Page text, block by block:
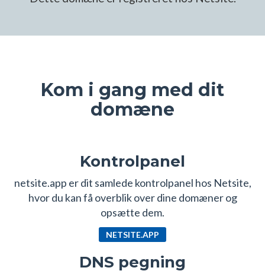
Kom i gang med dit
domæne
Kontrolpanel
netsite.app er dit samlede kontrolpanel hos Netsite,
hvor du kan få overblik over dine domæner og
opsætte dem.
NETSITE.APP
DNS pegning